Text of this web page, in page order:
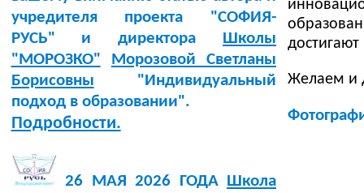
учредителя проекта "СОФИЯ-
РУСЬ" и директора Школы
"МОРОЗКО"
Морозовой Светланы
Борисовны "Индивидуальный
подход в образовании".
Подробности.
26 МАЯ 2026 ГОДА Школа
достигают
Желаем и